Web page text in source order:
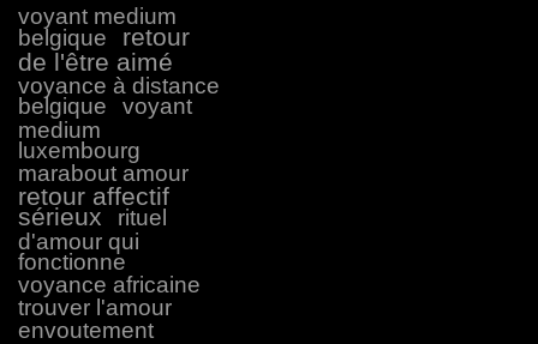
voyant medium
belgique
retour
de l'être aimé
voyance à distance
belgique
voyant
medium
luxembourg
marabout amour
retour affectif
sérieux
rituel
d'amour qui
fonctionne
voyance africaine
trouver l'amour
envoutement